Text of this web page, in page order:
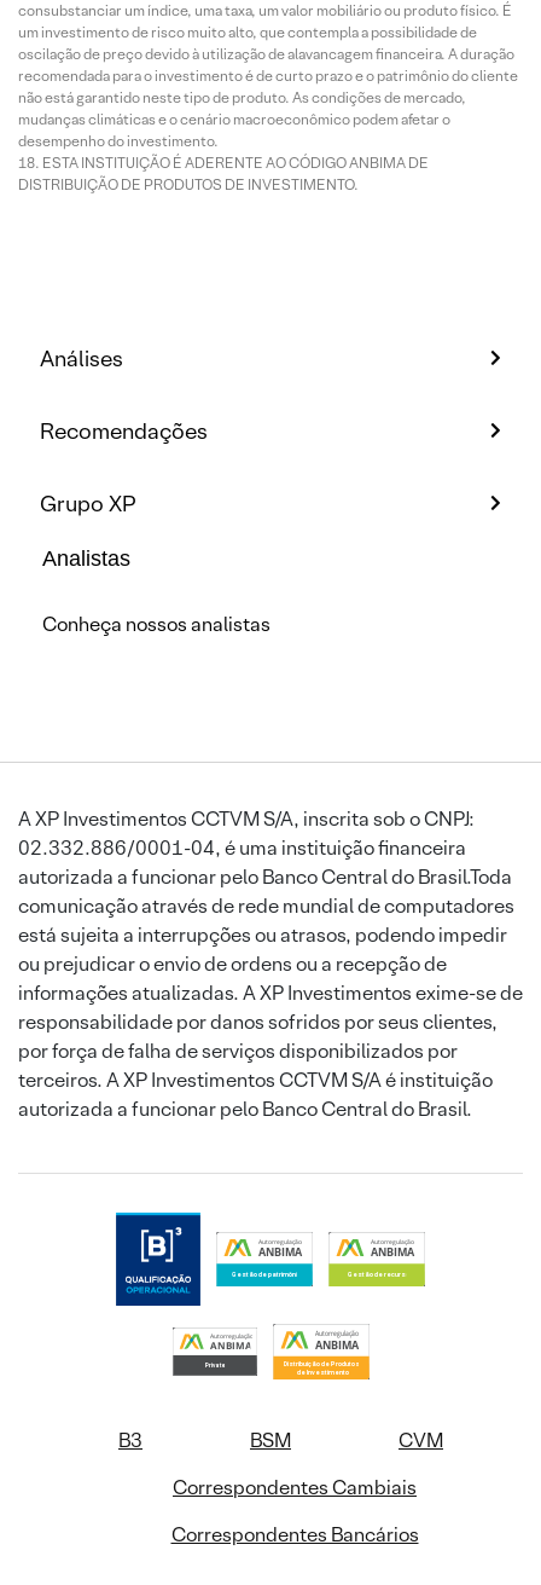
consubstanciar um índice, uma taxa, um valor mobiliário ou produto físico. É
um investimento de risco muito alto, que contempla a possibilidade de
oscilação de preço devido à utilização de alavancagem financeira. A duração
recomendada para o investimento é de curto prazo e o patrimônio do cliente
não está garantido neste tipo de produto. As condições de mercado,
mudanças climáticas e o cenário macroeconômico podem afetar o
desempenho do investimento.
ESTA INSTITUIÇÃO É ADERENTE AO CÓDIGO ANBIMA DE
DISTRIBUIÇÃO DE PRODUTOS DE INVESTIMENTO.
Análises
Recomendações
Grupo XP
Analistas
Conheça nossos analistas
A XP Investimentos CCTVM S/A, inscrita sob o CNPJ:
02.332.886/0001-04, é uma instituição financeira
autorizada a funcionar pelo Banco Central do Brasil.Toda
comunicação através de rede mundial de computadores
está sujeita a interrupções ou atrasos, podendo impedir
ou prejudicar o envio de ordens ou a recepção de
informações atualizadas. A XP Investimentos exime-se de
responsabilidade por danos sofridos por seus clientes,
por força de falha de serviços disponibilizados por
terceiros. A XP Investimentos CCTVM S/A é instituição
autorizada a funcionar pelo Banco Central do Brasil.
B3 BSM
CVM
Correspondentes Cambiais
Correspondentes Bancários